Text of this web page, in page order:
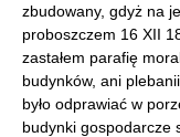
zbudowany, gdyż na
proboszczem 16 XII
zastałem parafię
budynków, ani
było odprawiać w
budynki gospodarcze